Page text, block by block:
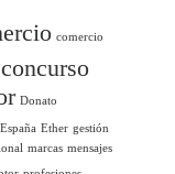
comercio
concurso
Donato
España Ether gestión
marcas mensajes